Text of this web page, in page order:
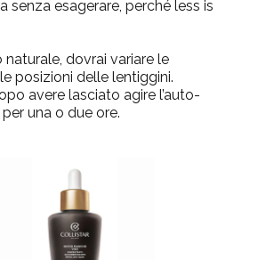
senza esagerare, perché less is
naturale, dovrai variare le
posizioni delle lentiggini.
avere lasciato agire l’auto-
una o due ore.